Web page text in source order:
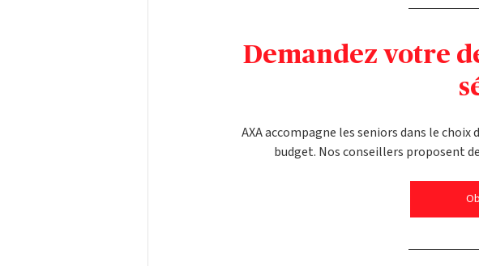
Demandez votre
AXA accompagne les seniors dans le
budget. Nos conseillers proposent